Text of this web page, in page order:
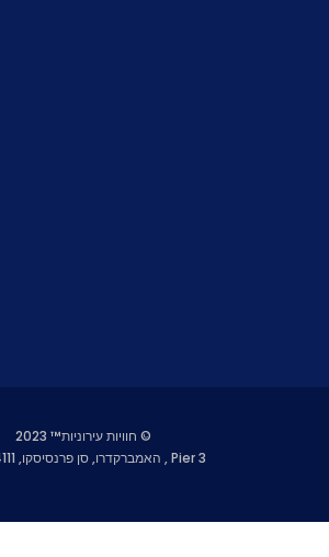
© חוויות עירוניות™ 2023
Pier 3 , האמברקדרו, סן פרנסיסקו, CA 94111